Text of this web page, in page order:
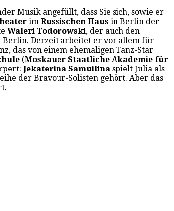
Musik angefüllt, dass Sie sich, sowie er
im Russischen Haus in Berlin der
Waleri Todorowski, der auch den
Derzeit arbeitet er vor allem für
das von einem ehemaligen Tanz-Star
(Moskauer Staatliche Akademie für
Jekaterina Samuilina spielt Julia als
der Bravour-Solisten gehört. Aber das